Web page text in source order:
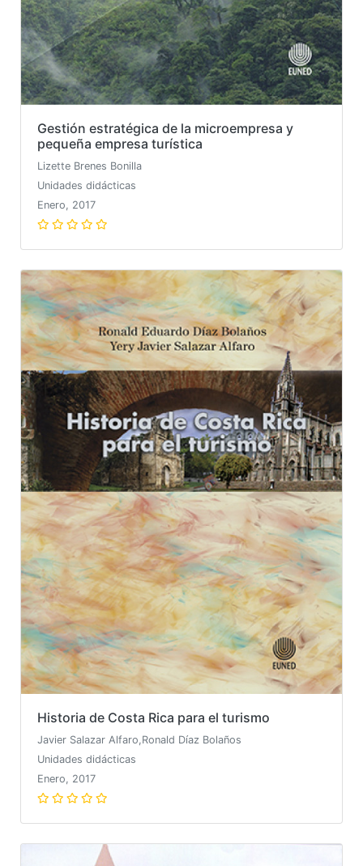
Gestión estratégica de la microempresa y
pequeña empresa turística
Lizette Brenes Bonilla
Unidades didácticas
Enero, 2017
Historia de Costa Rica para el turismo
Javier Salazar Alfaro,Ronald Díaz Bolaños
Unidades didácticas
Enero, 2017